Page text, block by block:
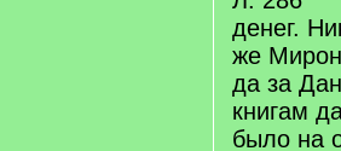
денег.
же
да за
книгам
было на